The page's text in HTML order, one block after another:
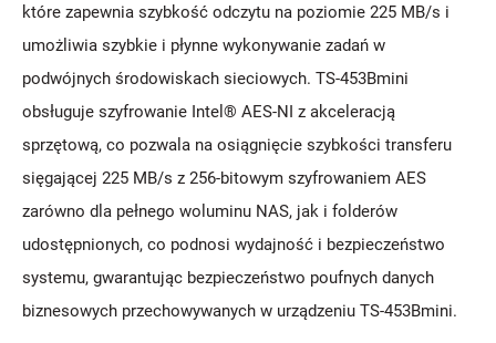
które zapewnia szybkość odczytu na poziomie 225 MB/s i
umożliwia szybkie i płynne wykonywanie zadań w
podwójnych środowiskach sieciowych. TS-453Bmini
obsługuje szyfrowanie Intel® AES-NI z akceleracją
sprzętową, co pozwala na osiągnięcie szybkości transferu
sięgającej 225 MB/s z 256-bitowym szyfrowaniem AES
zarówno dla pełnego woluminu NAS, jak i folderów
udostępnionych, co podnosi wydajność i bezpieczeństwo
systemu, gwarantując bezpieczeństwo poufnych danych
biznesowych przechowywanych w urządzeniu TS-453Bmini.